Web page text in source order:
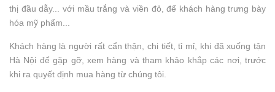
thị đầu dẫy... với mầu trắng và viền đỏ, để khách hàng trưng bày
hóa mỹ phẩm...
Khách hàng là người rất cẩn thận, chi tiết, tỉ mỉ, khi đã xuống tận
Hà Nội để gặp gỡ, xem hàng và tham khảo khắp các nơi, trước
khi ra quyết định mua hàng từ chúng tôi.